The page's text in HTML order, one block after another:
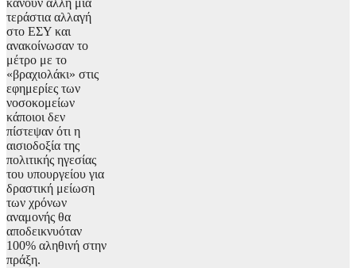
κάνουν άλλη μια
τεράστια αλλαγή
στο ΕΣΥ και
ανακοίνωσαν το
μέτρο με το
«βραχιολάκι» στις
εφημερίες των
νοσοκομείων
κάποιοι δεν
πίστεψαν ότι η
αισιοδοξία της
πολιτικής ηγεσίας
του υπουργείου για
δραστική μείωση
των χρόνων
αναμονής θα
αποδεικνυόταν
100% αληθινή στην
πράξη.